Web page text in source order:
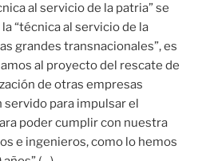
al servicio de la patria” se
“técnica al servicio de la
grandes transnacionales”, es
al proyecto del rescate de
de otras empresas
para impulsar el
poder cumplir con nuestra
e ingenieros, como lo hemos